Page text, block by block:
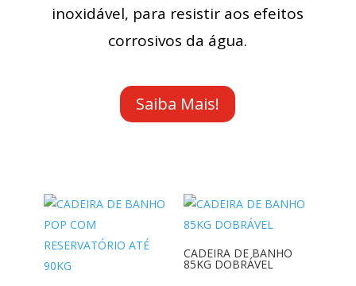
inoxidável, para resistir aos efeitos
corrosivos da água.
Saiba Mais!
CADEIRA DE BANHO
85KG DOBRÁVEL